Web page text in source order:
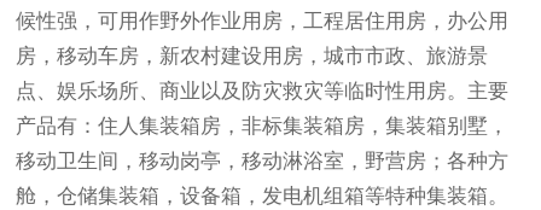
候性强，可用作野外作业用房，工程居住用房，办公用
房，移动车房，新农村建设用房，城市市政、旅游景
点、娱乐场所、商业以及防灾救灾等临时性用房。主要
产品有：住人集装箱房，非标集装箱房，集装箱别墅，
移动卫生间，移动岗亭，移动淋浴室，野营房；各种方
舱，仓储集装箱，设备箱，发电机组箱等特种集装箱。